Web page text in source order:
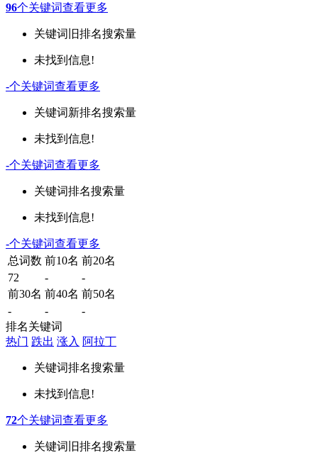
96个关键词查看更多
关键词 旧排名搜索量
未找到信息!
-个关键词查看更多
关键词新排名搜索量
未找到信息!
-个关键词查看更多
关键词排名搜索量
未找到信息!
-个关键词查看更多
总词数 前10名 前20名
72
-
-
前30名 前40名 前50名
-
-
-
排名关键词
热门 跌出 涨入 阿拉丁
关键词排名搜索量
未找到信息!
72个关键词查看更多
关键词 旧排名搜索量